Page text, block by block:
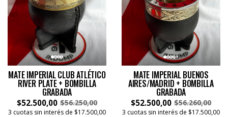
MATE IMPERIAL CLUB ATLÉTICO
RIVER PLATE + BOMBILLA
GRABADA
$52.500,00 $56.250,00
3 cuotas sin interés de $17.500,00
MATE IMPERIAL BUENOS
AIRES/MADRID + BOMBILLA
GRABADA
$52.500,00 $56.260,00
3 cuotas sin interés de $17.500,00